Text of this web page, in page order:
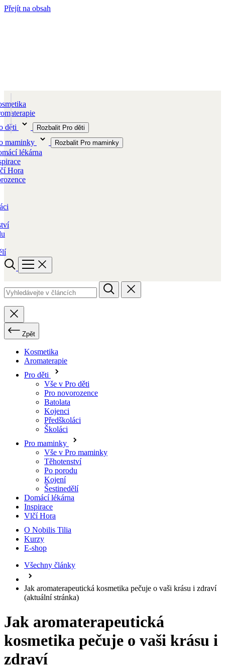
Přejít na obsah
děti
Rozbalit Pro děti
maminky Rozbalit Pro maminky
lékárna
Hora
Zpět
Kosmetika
Aromaterapie
Pro děti
Vše v Pro děti
Pro novorozence
Batolata
Kojenci
Předškoláci
Školáci
Pro maminky
Vše v Pro maminky
Těhotenství
Po porodu
Kojení
Šestinedělí
Domácí lékárna
Inspirace
Vlčí Hora
O Nobilis Tilia
Kurzy
E-shop
Všechny články
Jak aromaterapeutická kosmetika pečuje o vaši krásu i zdraví
(aktuální stránka)
Jak aromaterapeutická
kosmetika pečuje o vaši krásu i
zdraví